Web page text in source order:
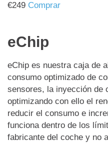
€249 Comprar
eChip
eChip es nuestra caja de
consumo optimizado de
sensores, la inyección de
optimizando con ello el
reducir el consumo e
funciona dentro de los
fabricante del coche y no